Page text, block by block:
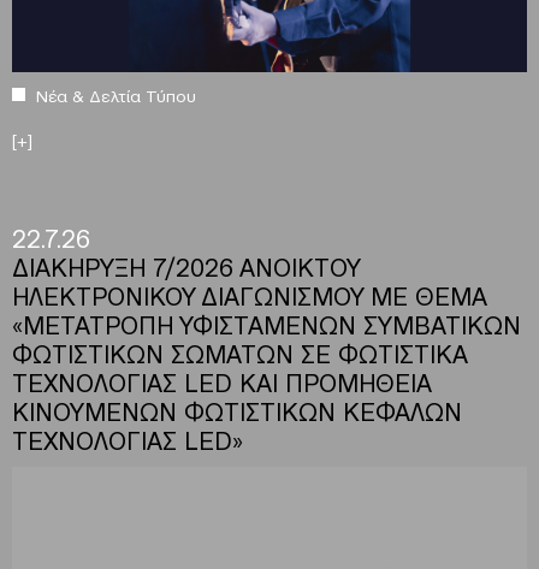
Νέα & Δελτία Τύπου
[+]
22.7.26
ΔΙΑΚΗΡΥΞΗ 7/2026 ΑΝΟΙΚΤΟΥ
ΗΛΕΚΤΡΟΝΙΚΟΥ ΔΙΑΓΩΝΙΣΜΟΥ ΜΕ ΘΕΜΑ
«ΜΕΤΑΤΡΟΠΗ ΥΦΙΣΤΑΜΕΝΩΝ ΣΥΜΒΑΤΙΚΩΝ
ΦΩΤΙΣΤΙΚΩΝ ΣΩΜΑΤΩΝ ΣΕ ΦΩΤΙΣΤΙΚΑ
ΤΕΧΝΟΛΟΓΙΑΣ LED ΚΑΙ ΠΡΟΜΗΘΕΙΑ
ΚΙΝΟΥΜΕΝΩΝ ΦΩΤΙΣΤΙΚΩΝ ΚΕΦΑΛΩΝ
ΤΕΧΝΟΛΟΓΙΑΣ LED»